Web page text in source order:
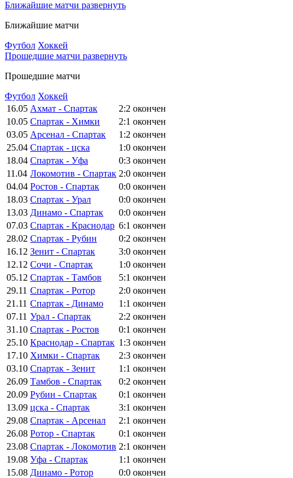
Ближайшие матчи развернуть
Ближайшие матчи
Футбол Хоккей
Прошедшие матчи развернуть
Прошедшие матчи
Футбол Хоккей
16.05 Ахмат - Спартак 2:2 окончен
10.05 Спартак - Химки 2:1 окончен
03.05 Арсенал - Спартак 1:2 окончен
25.04 Спартак - цска 1:0 окончен
18.04 Спартак - Уфа 0:3 окончен
11.04 Локомотив - Спартак 2:0 окончен
04.04 Ростов - Спартак 0:0 окончен
18.03 Спартак - Урал 0:0 окончен
13.03 Динамо - Спартак 0:0 окончен
07.03 Спартак - Краснодар 6:1 окончен
28.02 Спартак - Рубин 0:2 окончен
16.12 Зенит - Спартак 3:0 окончен
12.12 Сочи - Спартак 1:0 окончен
05.12 Спартак - Тамбов 5:1 окончен
29.11 Спартак - Ротор 2:0 окончен
21.11 Спартак - Динамо 1:1 окончен
07.11 Урал - Спартак 2:2 окончен
31.10 Спартак - Ростов 0:1 окончен
25.10 Краснодар - Спартак 1:3 окончен
17.10 Химки - Спартак 2:3 окончен
03.10 Спартак - Зенит 1:1 окончен
26.09 Тамбов - Спартак 0:2 окончен
20.09 Рубин - Спартак 0:1 окончен
13.09 цска - Спартак 3:1 окончен
29.08 Спартак - Арсенал 2:1 окончен
26.08 Ротор - Спартак 0:1 окончен
23.08 Спартак - Локомотив 2:1 окончен
19.08 Уфа - Спартак 1:1 окончен
15.08 Динамо - Ротор 0:0 окончен